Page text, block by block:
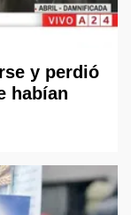
y perdió
habían